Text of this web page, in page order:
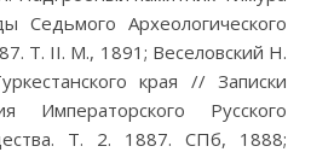
Археологического
Т. II. М., 1891; Веселовский Н.
края // Записки
Императорского Русского
Т. 2. 1887. СПб, 1888;